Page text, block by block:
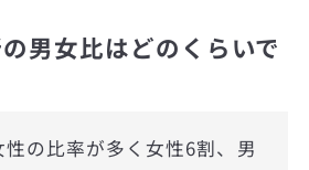
男女比はどのくらいで
の比率が多く女性6割、男